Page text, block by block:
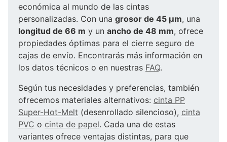
económica al mundo de las cintas
personalizadas. Con una grosor de 45 µm, una
longitud de 66 m y un ancho de 48 mm, ofrece
propiedades óptimas para el cierre seguro de
cajas de envío. Encontrarás más información en
los datos técnicos o en nuestras FAQ.
Según tus necesidades y preferencias, también
ofrecemos materiales alternativos: cinta PP
Super-Hot-Melt (desenrollado silencioso), cinta
PVC o cinta de papel. Cada una de estas
variantes ofrece ventajas distintas, para que